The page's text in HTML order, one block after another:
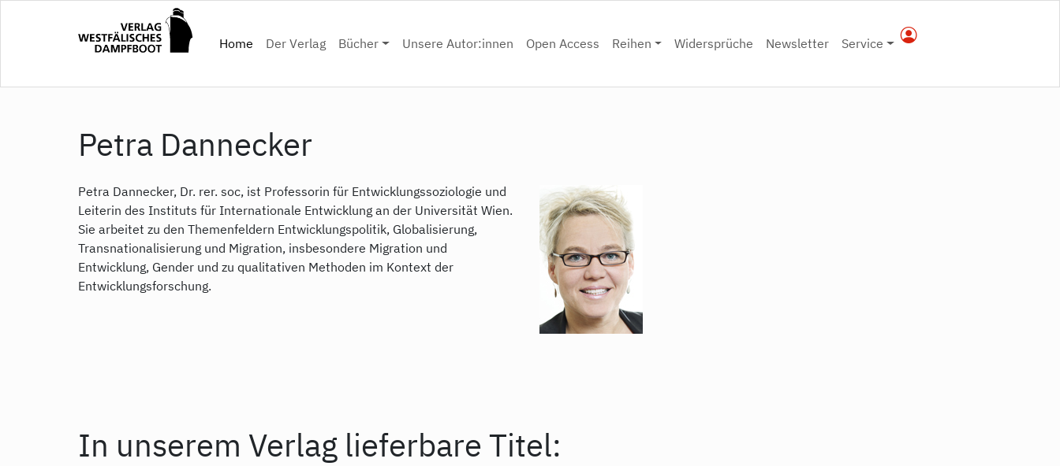
Home(current)
Der Verlag Bücher Unsere Autor:innen Open Access Reihen Widersprüche Newsletter Service
Petra Dannecker
Petra Dannecker, Dr. rer. soc, ist Professorin für Entwicklungssoziologie und
Leiterin des Instituts für Internationale Entwicklung an der Universität Wien.
Sie arbeitet zu den Themenfeldern Entwicklungspolitik, Globalisierung,
Transnationalisierung und Migration, insbesondere Migration und
Entwicklung, Gender und zu qualitativen Methoden im Kontext der
Entwicklungsforschung.
In unserem Verlag lieferbare Titel: